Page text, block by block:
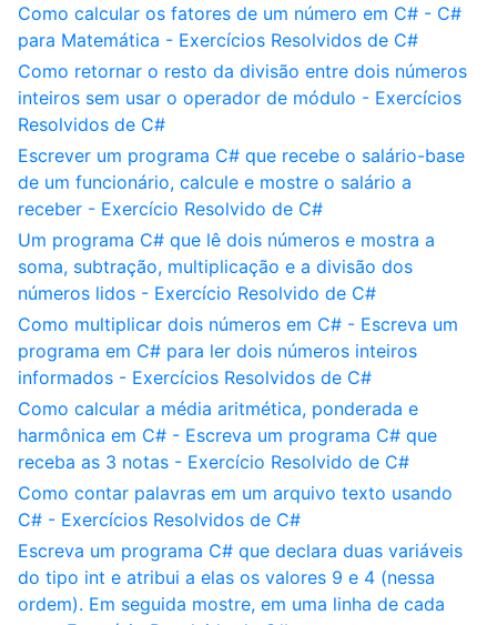
Como calcular os fatores de um número em C# - C#
para Matemática - Exercícios Resolvidos de C#
Como retornar o resto da divisão entre dois números
inteiros sem usar o operador de módulo - Exercícios
Resolvidos de C#
Escrever um programa C# que recebe o salário-base
de um funcionário, calcule e mostre o salário a
receber - Exercício Resolvido de C#
Um programa C# que lê dois números e mostra a
soma, subtração, multiplicação e a divisão dos
números lidos - Exercício Resolvido de C#
Como multiplicar dois números em C# - Escreva um
programa em C# para ler dois números inteiros
informados - Exercícios Resolvidos de C#
Como calcular a média aritmética, ponderada e
harmônica em C# - Escreva um programa C# que
receba as 3 notas - Exercício Resolvido de C#
Como contar palavras em um arquivo texto usando
C# - Exercícios Resolvidos de C#
Escreva um programa C# que declara duas variáveis
do tipo int e atribui a elas os valores 9 e 4 (nessa
ordem). Em seguida mostre, em uma linha de cada